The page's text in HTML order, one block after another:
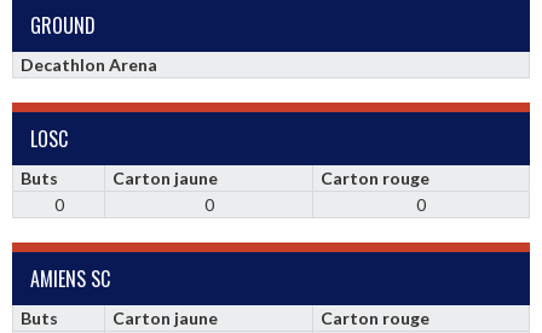
GROUND
Decathlon Arena
LOSC
Buts Carton jaune
Carton rouge
0
0 0
AMIENS SC
Buts Carton jaune
Carton rouge